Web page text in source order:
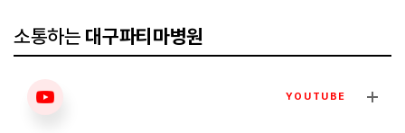
소통하는 대구파티마병원
YOUTUBE